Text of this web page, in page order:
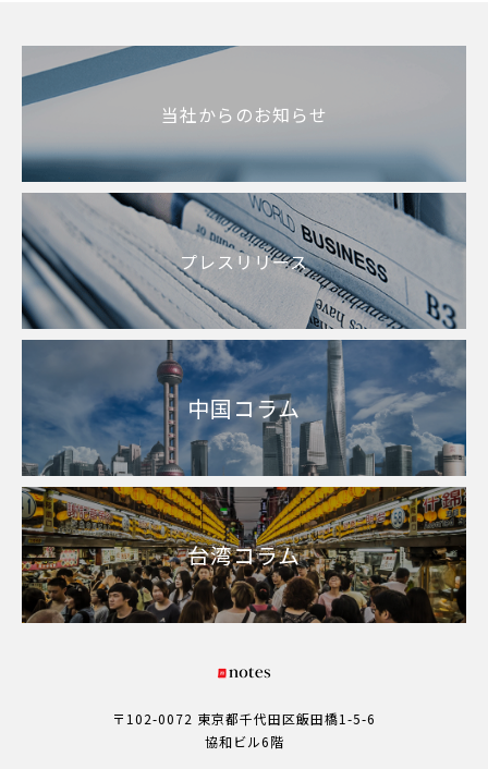
当社からのお知らせ
プレスリリース
中国コラム
台湾コラム
〒102-0072 東京都千代田区飯田橋1-5-6
協和ビル6階